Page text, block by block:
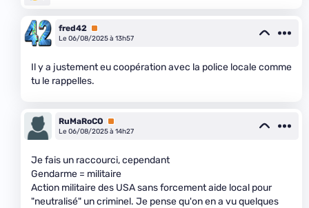
fred42 Premium
Le 06/08/2025 à 13h57
Il y a justement eu coopération avec la police locale comme
tu le rappelles.
RuMaRoCO
Premium
Le 06/08/2025 à 14h27
Je fais un raccourci, cependant
Gendarme = militaire
Action militaire des USA sans forcement aide local pour
"neutralisé" un criminel. Je pense qu'on en a vu quelques